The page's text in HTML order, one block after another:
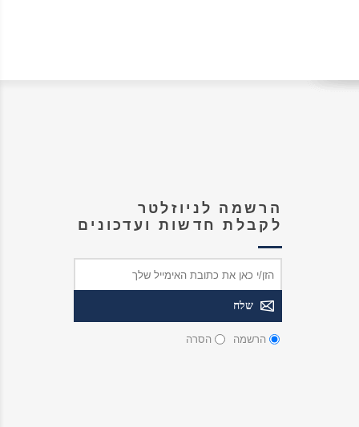
הרשמה לניוזלטר
לקבלת חדשות ועדכונים
הרשמה הסרה